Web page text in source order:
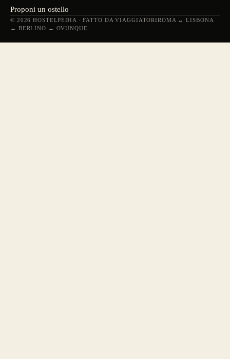
Proponi un ostello
© 2026 HOSTELPEDIA · FATTO DA VIAGGIATORIROMA ↔ LISBONA
↔ BERLINO ↔ OVUNQUE